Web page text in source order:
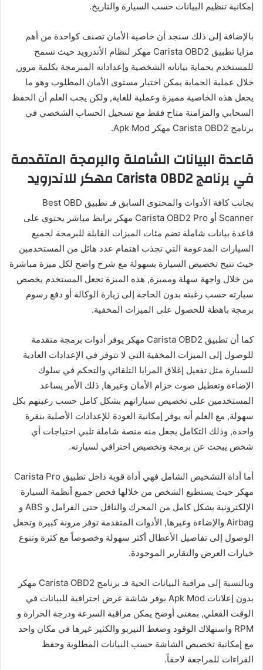
إمكانية تنظيم البيانات حسب السيارة والتاريخ.
بالإضافة إلى ذلك سنجد أن خاصية الأمان تصنف كواحدة من أهم
مزايا تطبيق Carista OBD2 مهكر لنظام الأندرويد حيث تسمح
للمستخدم بحماية بياناته الشخصية وإعداداته المبرمجة بكلمة مرور,
خلال عملية الحماية يمكن اختيار مستوى الأمان المطلوب وهو ما
يجعل هذه الخاصية مميزة وعملية للغاية, ولكن يجب العلم أن الحفظ
السحابي والمزامنة متاح فقط مع تسجيل الحساب الشخصي في
برنامج Carista OBD2 مهكر Apk Mod.
قاعدة البيانات الشاملة والبرمجة المتقدمة
في برنامج Carista OBD2 مهكر للاندرويد
بجانب كافة الأدوات والمحتوى السابق فـ تطبيق Best OBD
Scanner أو Carista OBD2 Pro مهكر برابط مباشر يحتوي على
قاعدة بيانات شاملة تضم مئات الميزات القابلة للبرمجة لجميع
السيارات المدعومة التي تجذب اهتمام عدد هائل من المستخدمين
حيث تتيح تخصيص السيارة بسهولة مع شرح واضح لكل ميزة مباشرة
من خلال واجهة سهلة ومميزة, هذه الميزة تجعل المستخدم يخصص
سيارته حسب رغبته بدون الحاجة إلى زيارة الوكالة أو دفع رسوم
برمجة باهظة للحصول على الميزات المخفية.
كما أن تطبيق Carista OBD2 مهكر يوفر أدوات برمجة متقدمة
للوصول إلى الميزات المخفية التي لا تتوفر في الإعدادات العادية
للسيارة مثل تفعيل إغلاق المرايا التلقائي والتحكم في سلوك
الإضاءة وتعطيل صوت حزام الأمان وغيرها, ذلك الأمر يساعد
المستخدمين على تخصيص سياراتهم بشكل كامل حسب رغبتهم بكل
سهولة, مع العلم أنه يوفر إمكانية العودة للإعدادات الأصلية بنقرة
واحدة, وذلك التكامل يجعل منه منصة شاملة تلبي احتياجات أي
شخص يبحث عن برمجة وتخصيص احترافي لسيارته.
أما أداة التشخيص الشامل فهي أداة قوية داخل تطبيق Carista Pro
مهكر حيث يستطيع الشخص من خلالها فحص جميع أنظمة السيارة
الإلكترونية بشكل كامل من المحرك والناقل حتى الفرامل و ABS و
Airbag والإضاءة وغيرها, الأدوات المتقدمة توفر مرونة كبيرة وتجعل
الوصول إلى تفاصيل الأعطال أكثر سهولة وخصوصاً مع كثرة وتنوع
خيارات العرض والتقارير الموجودة.
وبالنسبة إلى مراقبة البيانات الحية فـ برنامج Carista OBD2 مهكر
بدون إعلانات Apk Mod يوفر شاشة عرض احترافية للبيانات في
الوقت الفعلي, بمعنى أوضح يمكن مراقبة السرعة ودرجة الحرارة و
RPM واستهلاك الوقود وضغط التيربو والكثير غيرها في مكان واحد
مع إمكانية تخصيص الشاشة حسب البيانات المطلوبة وحفظ
القراءات للمراجعة لاحقاً.